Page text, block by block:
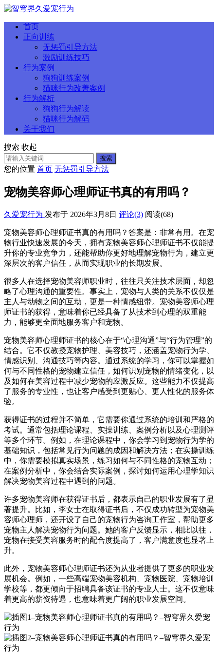
首页
正向训练
无惩罚引导方法
激励训练技巧
行为案例
狗狗训练案例
猫咪行为改善案例
行为解析
狗狗行为解读
猫咪行为解码
关于我们
搜索 收起
搜索
您的位置 首页 无惩罚引导方法
宠物美容师心理师证书真的有用吗？
久爱宠行为 发布于 2026年3月8日 评论(3) 阅读(68)
宠物美容师心理师证书真的有用吗？答案是：非常有用。在宠
物行业快速发展的今天，拥有宠物美容师心理师证书不仅能提
升你的专业竞争力，还能帮助你更好地理解宠物行为，建立更
深层次的客户信任，从而实现职业的长期发展。
很多人在选择宠物美容师职业时，往往只关注技术层面，却忽
略了心理沟通的重要性。事实上，宠物与人类的关系不仅仅是
主人与动物之间的互动，更是一种情感纽带。宠物美容师心理
师证书的获得，意味着你已经具备了从技术到心理的双重能
力，能够更全面地服务客户和宠物。
宠物美容师心理师证书的核心在于“心理沟通”与“行为管理”的
结合。它不仅教授宠物护理、美容技巧，还涵盖宠物行为学、
情感识别、沟通技巧等内容。通过系统的学习，你可以掌握如
何与不同性格的宠物建立信任，如何识别宠物的情绪变化，以
及如何在美容过程中减少宠物的应激反应。这些能力不仅提高
了服务的专业性，也让客户感受到更贴心、更人性化的服务体
验。
获得证书的过程并不简单，它需要你通过系统的培训和严格的
考试。通常包括理论课程、实操训练、案例分析以及心理测评
等多个环节。例如，在理论课程中，你会学习到宠物行为学的
基础知识，包括常见行为问题的成因和解决方法；在实操训练
中，你需要模拟真实场景，练习如何与不同性格的宠物互动；
在案例分析中，你会结合实际案例，探讨如何运用心理学知识
解决宠物美容过程中遇到的问题。
许多宠物美容师在获得证书后，都表示自己的职业发展有了显
著提升。比如，李女士在取得证书后，不仅成功转型为宠物美
容师心理师，还开设了自己的宠物行为咨询工作室，帮助更多
宠物主人解决宠物行为问题。她的客户反馈显示，相比以往，
宠物在接受美容服务时的配合度提高了，客户满意度也显著上
升。
此外，宠物美容师心理师证书还为从业者提供了更多的职业发
展机会。例如，一些高端宠物美容机构、宠物医院、宠物培训
学校等，都更倾向于招聘具备该证书的专业人士。这不仅意味
着更高的薪资待遇，也意味着更广阔的职业发展空间。